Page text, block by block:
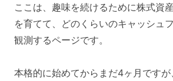
ここは、趣味を続けるために株式資
を育てて、どのくらいのキャッシュ
観測するページです。
本格的に始めてからまだ4ヶ月です